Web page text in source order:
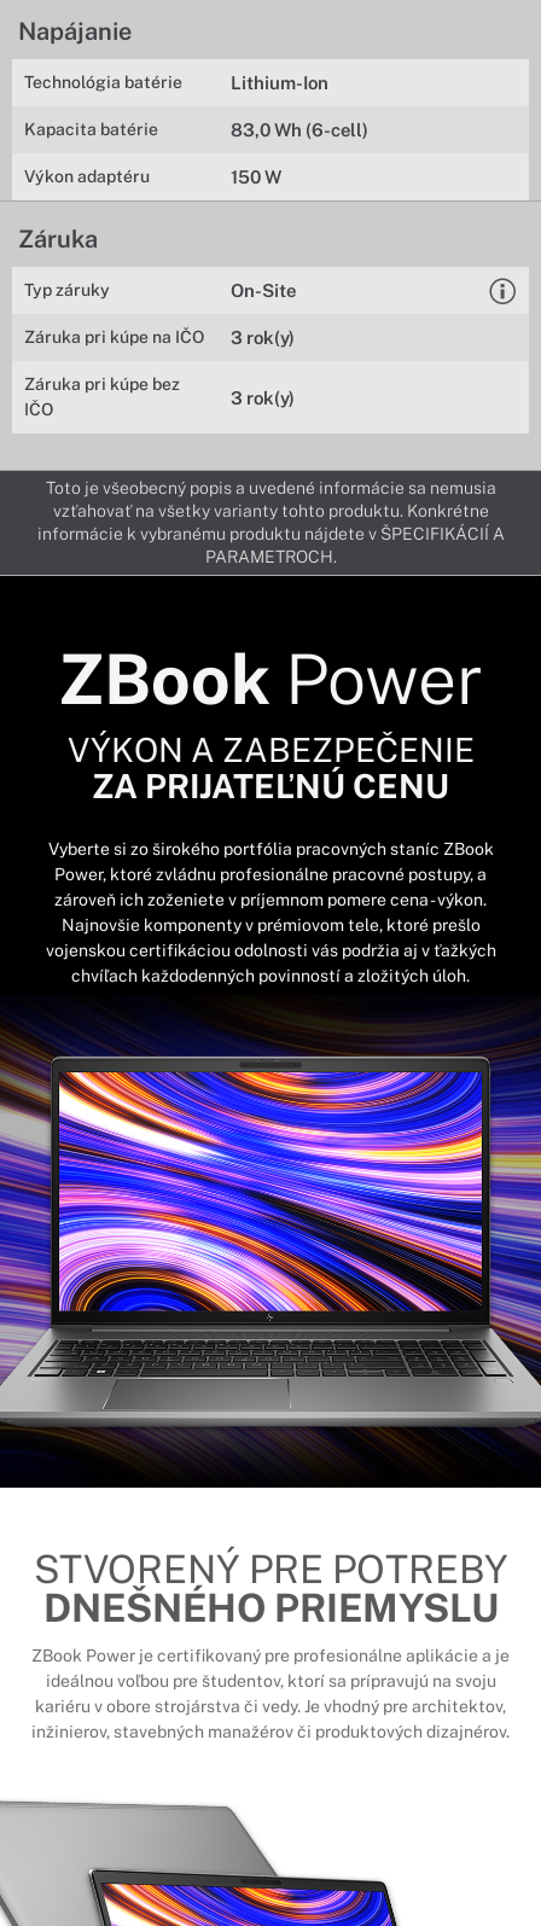
Napájanie
Technológia batérie Lithium-Ion
Kapacita batérie 83,0 Wh (6-cell)
Výkon adaptéru 150 W
Záruka
Typ záruky On-Site
Záruka pri kúpe na IČO 3 rok(y)
Záruka pri kúpe bez
IČO
3 rok(y)
Toto je všeobecný popis a uvedené informácie sa nemusia
vzťahovať na všetky varianty tohto produktu. Konkrétne
informácie k vybranému produktu nájdete v ŠPECIFIKÁCIÍ A
PARAMETROCH.
ZBook Power
VÝKON A ZABEZPEČENIE
ZA PRIJATEĽNÚ CENU
Vyberte si zo širokého portfólia pracovných staníc ZBook
Power, ktoré zvládnu profesionálne pracovné postupy, a
zároveň ich zoženiete v príjemnom pomere cena - výkon.
Najnovšie komponenty v prémiovom tele, ktoré prešlo
vojenskou certifikáciou odolnosti vás podržia aj v ťažkých
chvíľach každodenných povinností a zložitých úloh.
STVORENÝ PRE POTREBY
DNEŠNÉHO PRIEMYSLU
ZBook Power je certifikovaný pre profesionálne aplikácie a je
ideálnou voľbou pre študentov, ktorí sa prípravujú na svoju
kariéru v obore strojárstva či vedy. Je vhodný pre architektov,
inžinierov, stavebných manažérov či produktových dizajnérov.